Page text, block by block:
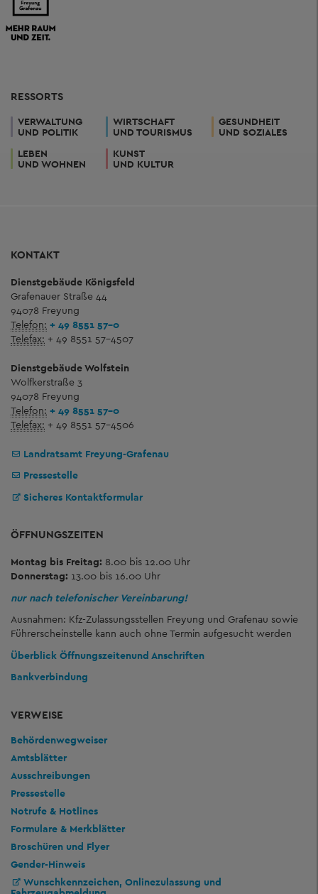
RESSORTS
VERWALTUNG
UND POLITIK
WIRTSCHAFT
UND TOURISMUS
GESUNDHEIT
UND SOZIALES
LEBEN
UND WOHNEN
KUNST
UND KULTUR
KONTAKT
Dienstgebäude Königsfeld
Grafenauer Straße 44
94078 Freyung
Telefon: + 49 8551 57-0
Telefax: + 49 8551 57-4507
Dienstgebäude Wolfstein
Wolfkerstraße 3
94078 Freyung
Telefon: + 49 8551 57-0
Telefax: + 49 8551 57-4506
Landratsamt Freyung-Grafenau
Pressestelle
Sicheres Kontaktformular
ÖFFNUNGSZEITEN
Montag bis Freitag: 8.00 bis 12.00 Uhr
Donnerstag: 13.00 bis 16.00 Uhr
nur nach telefonischer Vereinbarung!
Ausnahmen: Kfz-Zulassungsstellen Freyung und Grafenau sowie
Führerscheinstelle kann auch ohne Termin aufgesucht werden
Überblick Öffnungszeitenund Anschriften
Bankverbindung
VERWEISE
Behördenwegweiser
Amtsblätter
Ausschreibungen
Pressestelle
Notrufe & Hotlines
Formulare & Merkblätter
Broschüren und Flyer
Gender-Hinweis
Wunschkennzeichen, Onlinezulassung und